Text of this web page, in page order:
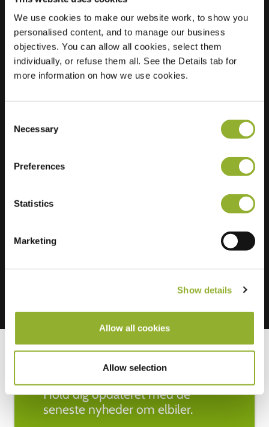
We use cookies to make our website work, to show you
personalised content, and to manage our business
objectives. You can allow all cookies, select them
individually, or refuse them all. See the Details tab for
more information on how we use cookies.
Selection
Necessary
Preferences
Statistics
Marketing
Show details
Allow all cookies
Allow selection
Beliggenhed
Dorpsplein 11
3660 Oudsbergen
Belgien
Hold dig opdateret med de
seneste nyheder om elbiler.